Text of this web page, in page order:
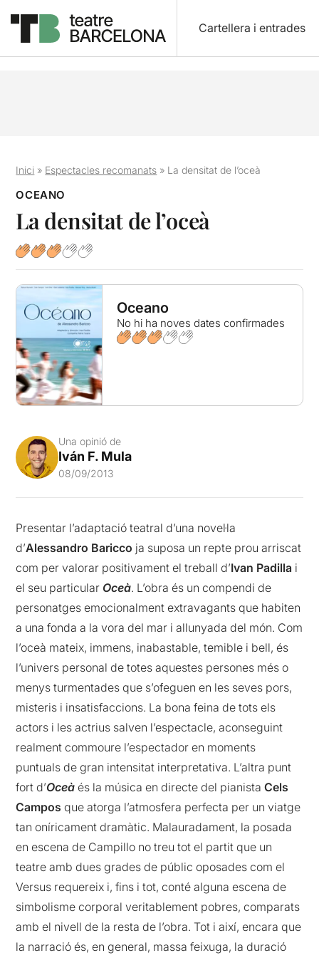
Cartellera i entrades
Inici » Espectacles recomanats » La densitat de l’oceà
OCEANO
La densitat de l’oceà
Oceano
No hi ha noves dates confirmades
Una opinió de
Iván F. Mula
08/09/2013
Presentar l’adaptació teatral d’una novel·la
d’Alessandro Baricco ja suposa un repte prou arriscat
com per valorar positivament el treball d’Ivan Padilla i
el seu particular Oceà. L’obra és un compendi de
personatges emocionalment extravagants que habiten
a una fonda a la vora del mar i allunyada del món. Com
l’oceà mateix, immens, inabastable, temible i bell, és
l’univers personal de totes aquestes persones més o
menys turmentades que s’ofeguen en les seves pors,
misteris i insatisfaccions. La bona feina de tots els
actors i les actrius salven l’espectacle, aconseguint
realment commoure l’espectador en moments
puntuals de gran intensitat interpretativa. L’altra punt
fort d’Oceà és la música en directe del pianistaCels
Campos que atorga l’atmosfera perfecta per un viatge
tan oníricament dramàtic. Malauradament, la posada
en escena de Campillo no treu tot el partit que un
teatre amb dues grades de públic oposades com el
Versus requereix i, fins i tot, conté alguna escena de
simbolisme corporal veritablement pobres, comparats
amb el nivell de la resta de l’obra. Tot i així, encara que
la narració és, en general, massa feixuga, la duració